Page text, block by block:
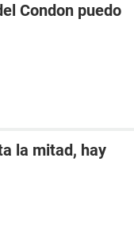
Condon puedo
la mitad, hay